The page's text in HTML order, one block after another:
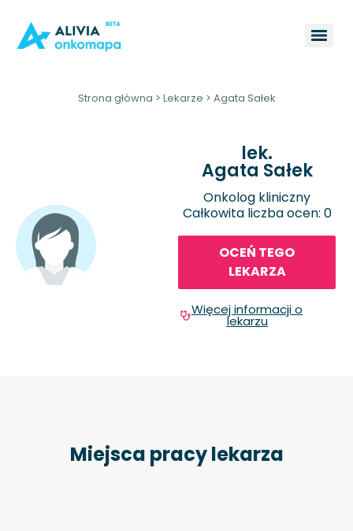
Strona główna > Lekarze > Agata Sałek
lek.
Agata Sałek
Onkolog kliniczny
Całkowita liczba ocen: 0
OCEŃ TEGO
LEKARZA
Więcej informacji o
lekarzu
Miejsca pracy lekarza